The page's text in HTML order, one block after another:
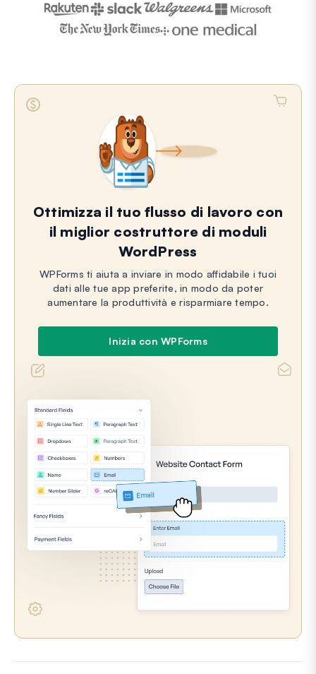
Ottimizza il tuo flusso di lavoro con
il miglior costruttore di moduli
WordPress
WPForms ti aiuta a inviare in modo affidabile i tuoi
dati alle tue app preferite, in modo da poter
aumentare la produttività e risparmiare tempo.
Inizia con WPForms